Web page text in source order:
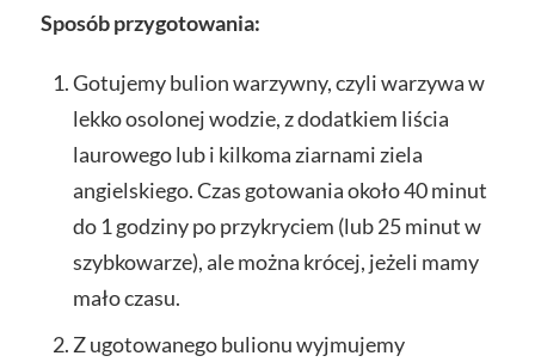
Sposób przygotowania:
Gotujemy bulion warzywny, czyli warzywa w
lekko osolonej wodzie, z dodatkiem liścia
laurowego lub i kilkoma ziarnami ziela
angielskiego. Czas gotowania około 40 minut
do 1 godziny po przykryciem (lub 25 minut w
szybkowarze), ale można krócej, jeżeli mamy
mało czasu.
Z ugotowanego bulionu wyjmujemy